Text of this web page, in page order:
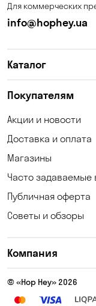
Клинцы
Кривой Рог
Кулеши
Лозоватка
Малая
Для коммерческих
info@hophey.ua
Каталог
Покупателям
Акции и новости
Доставка и оплата
Магазины
Часто задаваемые
Публичная оферта
Советы и обзоры
Компания
© «Hop Hey» 2026